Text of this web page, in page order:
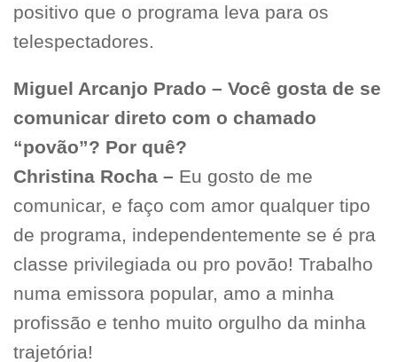
positivo que o programa leva para os
telespectadores.
Miguel Arcanjo Prado – Você gosta de se
comunicar direto com o chamado
“povão”? Por quê?
Christina Rocha – Eu gosto de me
comunicar, e faço com amor qualquer tipo
de programa, independentemente se é pra
classe privilegiada ou pro povão! Trabalho
numa emissora popular, amo a minha
profissão e tenho muito orgulho da minha
trajetória!